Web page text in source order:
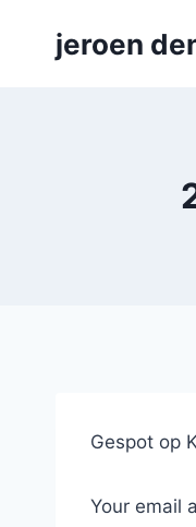
jeroen
Gespot op
Your email